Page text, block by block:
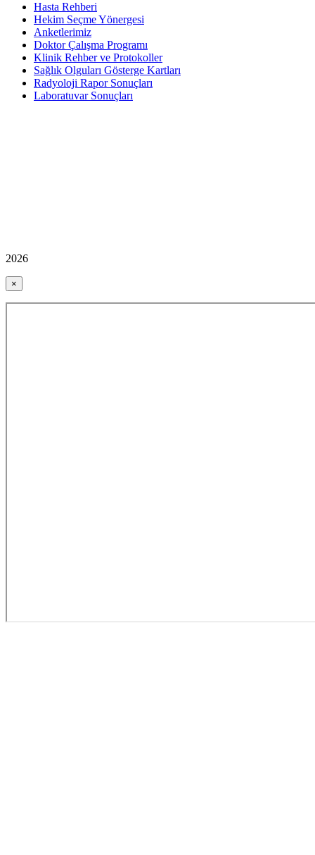
Hasta Rehberi
Hekim Seçme Yönergesi
Anketlerimiz
Doktor Çalışma Programı
Klinik Rehber ve Protokoller
Sağlık Olguları Gösterge Kartları
Radyoloji Rapor Sonuçları
Laboratuvar Sonuçları
2026
×